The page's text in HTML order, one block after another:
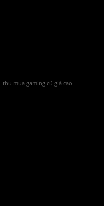
thu mua gaming cũ giá cao